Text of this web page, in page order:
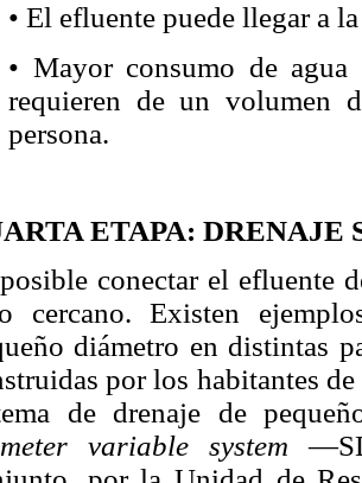
• El efluente puede llegar a
• Mayor consumo de agua
requieren de un volumen
persona.
ETAPA:
conectar el efluente
cercano. Existen
diámetro en distintas
por los habitantes
de drenaje de
variable system